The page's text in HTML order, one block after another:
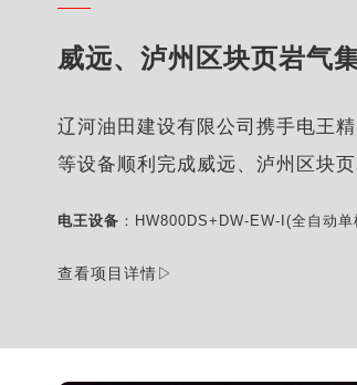
威远、泸州区块页岩气
辽河油田建设有限公司携手电王
等设备顺利完成威远、泸州区块
电王设备 ：HW800DS+DW-EW-I(全自动单
查看项目详情▷